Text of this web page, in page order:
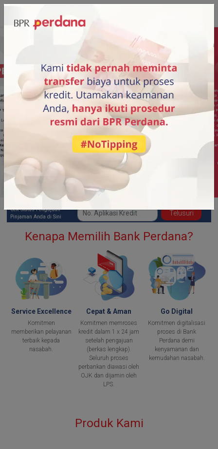
Cek Status Pengajuan
Pinjaman Anda di Sini
Telusuri
Kenapa Memilih Bank Perdana?
Service Excellence
Komitmen
memberikan pelayanan
terbaik kepada
nasabah.
Cepat & Aman
Komitmen memroses
kredit dalam 1 x 24 jam
setelah pengajuan
(berkas lengkap).
Seluruh proses
perbankan diawasi oleh
OJK dan dijamin oleh
LPS.
Go Digital
Komitmen digitalisasi
proses di Bank
Perdana demi
kenyamanan dan
kemudahan nasabah.
Produk Kami